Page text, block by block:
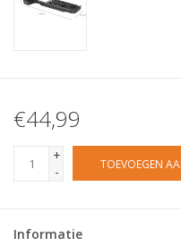
€44,99
+
-
TOEVOEGEN
Informatie